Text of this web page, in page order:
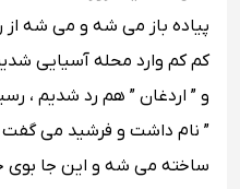
پیاده باز می شه و می شه
کم کم وارد محله آسیایی
و ” اردغان ” هم رد شدیم ،
” نام داشت و فرشید می گفت
ساخته می شه و این جا بوی